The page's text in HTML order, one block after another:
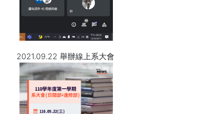
2021.09.22 舉辦線上系大會